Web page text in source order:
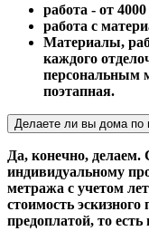
работа - от
работа с
Материалы,
каждого
персональным
поэтапная.
Делаете ли вы дома по
Да, конечно, делаем.
индивидуальному
метража с учетом
стоимость
предоплатой, то